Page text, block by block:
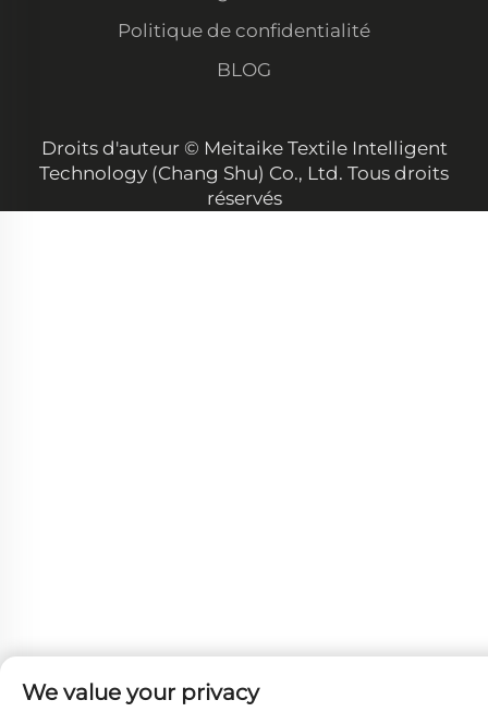
les commandes des grands clients
Processus — Atelier Organisé et Soigné avec une
Politique de confidentialité
BLOG
Droits d'auteur © Meitaike Textile Intelligent
Technology (Chang Shu) Co., Ltd. Tous droits
réservés
We value your privacy